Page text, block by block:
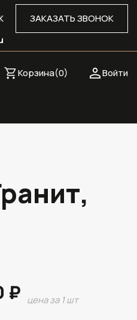
ЗАКАЗАТЬ ЗВОНОК
Войти
Корзина(0)
₽ цена за 1 шт